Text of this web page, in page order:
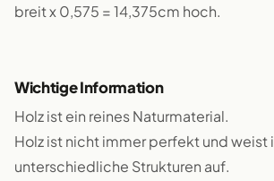
breit x 0,575 = 14,375cm hoch.
Wichtige Information
Holz ist ein reines Naturmaterial.
Holz ist nicht immer perfekt und weist
unterschiedliche Strukturen auf.